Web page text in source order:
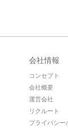
会社情報
コンセプト
会社概要
運営会社
リクルート
プライバシー